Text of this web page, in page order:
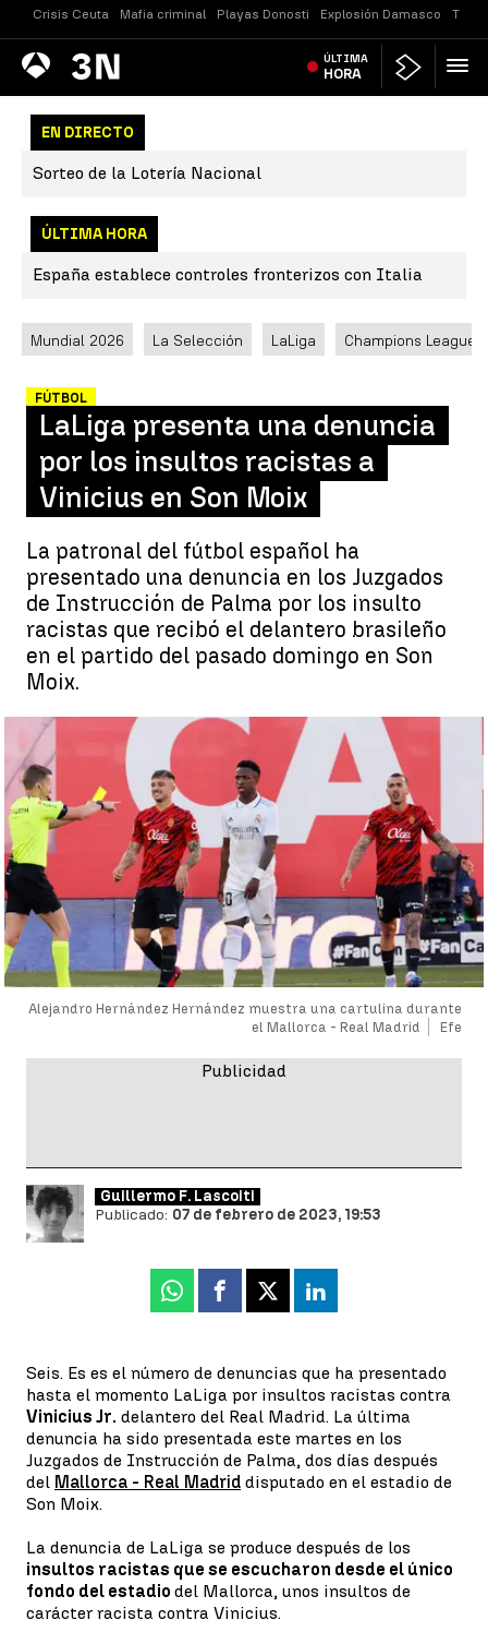
Crisis Ceuta Mafia criminal Playas Donosti Explosión Damasco
Antena
3 Noticias ÚLTIMA
HORA
EN DIRECTO
Sorteo de la Lotería Nacional
ÚLTIMA HORA
España establece controles fronterizos con Italia
Mundial 2026 La Selección LaLiga Champions League
FÚTBOL
LaLiga presenta una denuncia
por los insultos racistas a
Vinicius en Son Moix
La patronal del fútbol español ha
presentado una denuncia en los Juzgados
de Instrucción de Palma por los insulto
racistas que recibó el delantero brasileño
en el partido del pasado domingo en Son
Moix.
Alejandro Hernández Hernández muestra una cartulina durante
el Mallorca - Real Madrid
Efe
Guillermo F. Lascoiti
Publicado: 07 de febrero de 2023, 19:53
Whatsapp
Facebook
X Linkedin
Seis. Es es el número de denuncias que ha presentado
hasta el momento LaLiga por insultos racistas contra
Vinicius Jr. delantero del Real Madrid. La última
denuncia ha sido presentada este martes en los
Juzgados de Instrucción de Palma, dos días después
del Mallorca - Real Madrid disputado en el estadio de
Son Moix.
La denuncia de LaLiga se produce después de los
insultos racistas que se escucharon desde el único
fondo del estadio del Mallorca, unos insultos de
carácter racista contra Vinicius.